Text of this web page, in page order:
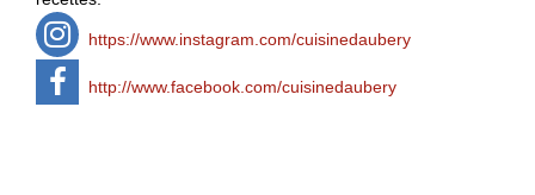
https://www.instagram.com/cuisinedaubery
http://www.facebook.com/cuisinedaubery